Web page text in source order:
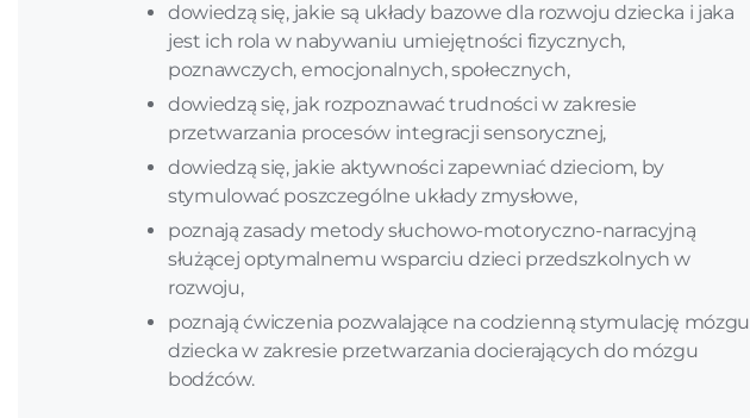
dowiedzą się, jakie są układy bazowe dla rozwoju dziecka i jaka
jest ich rola w nabywaniu umiejętności fizycznych,
poznawczych, emocjonalnych, społecznych,
dowiedzą się, jak rozpoznawać trudności w zakresie
przetwarzania procesów integracji sensorycznej,
dowiedzą się, jakie aktywności zapewniać dzieciom, by
stymulować poszczególne układy zmysłowe,
poznają zasady metody słuchowo-motoryczno-narracyjną
służącej optymalnemu wsparciu dzieci przedszkolnych w
rozwoju,
poznają ćwiczenia pozwalające na codzienną stymulację mózgu
dziecka w zakresie przetwarzania docierających do mózgu
bodźców.